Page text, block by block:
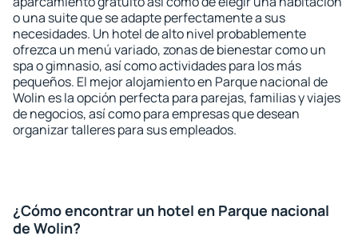
o una suite que se adapte perfectamente a sus
necesidades. Un hotel de alto nivel probablemente
ofrezca un menú variado, zonas de bienestar como un
spa o gimnasio, así como actividades para los más
pequeños. El mejor alojamiento en Parque nacional de
Wolin es la opción perfecta para parejas, familias y viajes
de negocios, así como para empresas que desean
organizar talleres para sus empleados.
¿Cómo encontrar un hotel en Parque nacional
de Wolin?